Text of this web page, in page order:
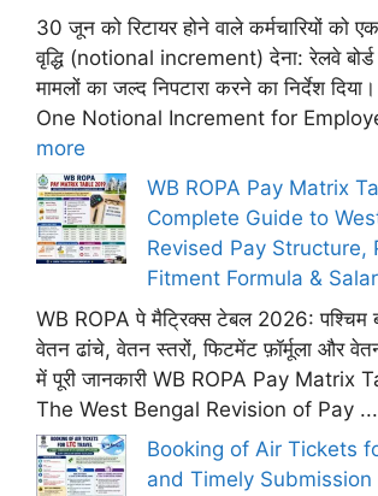
30 जून को रिटायर होने वाले कर्मचारियों को
वृद्धि (notional increment) देना: रेलवे
मामलों का जल्द निपटारा करने का निर्देश
One Notional Increment for
more
WB ROPA Pay Matrix
Complete Guide to
Revised Pay Structure,
Fitment Formula &
WB ROPA पे मैट्रिक्स टेबल 2026: पश्चिम
वेतन ढांचे, वेतन स्तरों, फिटमेंट फ़ॉर्मूला और वेतन
में पूरी जानकारी WB ROPA Pay Matrix
The West Bengal Revision of Pay ...
Booking of Air Tickets
and Timely Submission